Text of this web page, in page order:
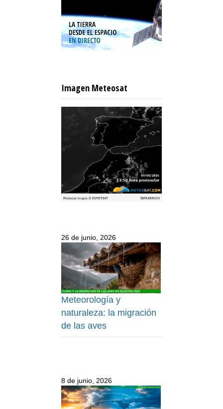
Imagen Meteosat
26 de junio, 2026
Meteorología y
naturaleza: la migración
de las aves
8 de junio, 2026